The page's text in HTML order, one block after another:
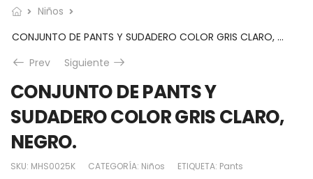
Niños
CONJUNTO DE PANTS Y SUDADERO COLOR GRIS CLARO, NEGRO.
Prev
Siguiente
CONJUNTO DE PANTS Y
SUDADERO COLOR GRIS CLARO,
NEGRO.
SKU: MHS0025K CATEGORÍA: Niños ETIQUETA: Pants